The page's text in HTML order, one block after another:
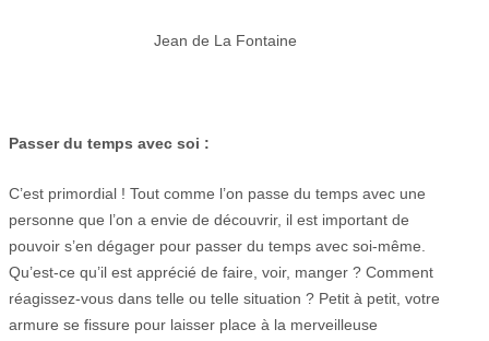
Jean de La Fontaine
Passer du temps avec soi :
C’est primordial ! Tout comme l’on passe du temps avec une
personne que l’on a envie de découvrir, il est important de
pouvoir s’en dégager pour passer du temps avec soi-même.
Qu’est-ce qu’il est apprécié de faire, voir, manger ? Comment
réagissez-vous dans telle ou telle situation ? Petit à petit, votre
armure se fissure pour laisser place à la merveilleuse